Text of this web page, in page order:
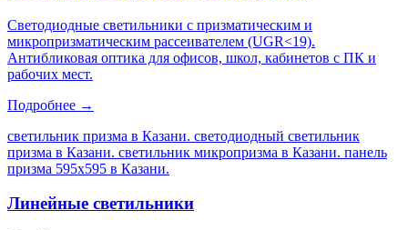
Светодиодные светильники с призматическим и
микропризматическим рассеивателем (UGR<19).
Антибликовая оптика для офисов, школ, кабинетов с ПК и
рабочих мест.
Подробнее →
светильник призма в Казани. светодиодный светильник
призма в Казани. светильник микропризма в Казани. панель
призма 595х595 в Казани.
Линейные светильники